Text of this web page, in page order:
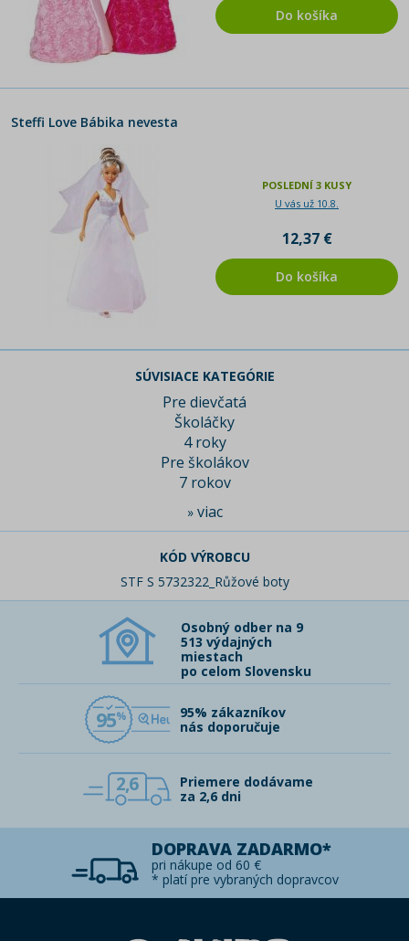
Do košíka
Steffi Love Bábika nevesta
POSLEDNÍ 3 KUSY
U vás už 10.8.
12,37 €
Do košíka
SÚVISIACE KATEGÓRIE
Pre dievčatá
Školáčky
4 roky
Pre školákov
7 rokov
» viac
KÓD VÝROBCU
STF S 5732322_Růžové boty
Osobný odber na 9
513 výdajných
miestach
po celom Slovensku
95
95% zákazníkov
nás doporučuje
2,6
Priemere dodávame
za 2,6 dni
DOPRAVA ZADARMO*
pri nákupe od 60 €
* platí pre vybraných dopravcov